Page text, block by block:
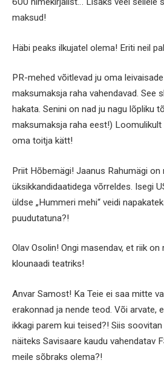
maksud!
Häbi peaks ilkujatel olema! Eriti neil
PR-mehed võitlevad ju oma
maksumaksja raha vahendavad. See
hakata. Senini on nad ju nagu lõpliku
maksumaksja raha eest!)
oma toitja kätt!
Priit Hõbemägi! Jaanus Rahumägi on
üksikkandidaatidega võrreldes. Isegi
üldse „Hummeri mehi“ veidi
puudutatuna?!
Olav Osolin! Ongi masendav, et riik
klounaadi teatriks!
Anvar Samost! Ka Teie ei saa mitte
erakonnad ja nende teod. Või arvate,
ikkagi parem kui teised?! Siis
näiteks Savisaare kaudu vahendatav
meile sõbraks olema?!